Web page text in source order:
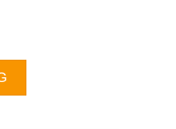
chiều số lượng